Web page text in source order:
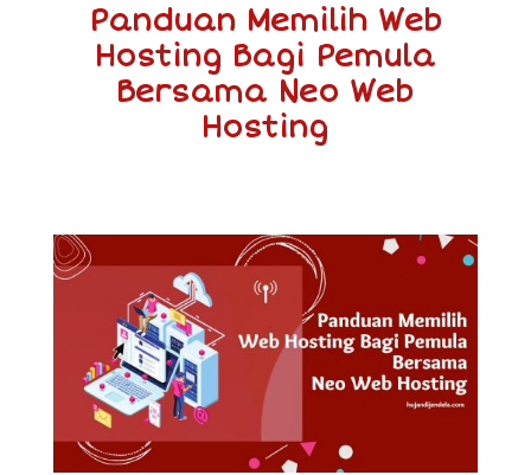
Panduan Memilih Web
Hosting Bagi Pemula
Bersama Neo Web
Hosting